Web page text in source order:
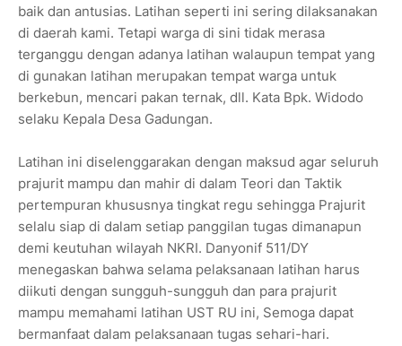
baik dan antusias. Latihan seperti ini sering dilaksanakan
di daerah kami. Tetapi warga di sini tidak merasa
terganggu dengan adanya latihan walaupun tempat yang
di gunakan latihan merupakan tempat warga untuk
berkebun, mencari pakan ternak, dll. Kata Bpk. Widodo
selaku Kepala Desa Gadungan.
Latihan ini diselenggarakan dengan maksud agar seluruh
prajurit mampu dan mahir di dalam Teori dan Taktik
pertempuran khususnya tingkat regu sehingga Prajurit
selalu siap di dalam setiap panggilan tugas dimanapun
demi keutuhan wilayah NKRI. Danyonif 511/DY
menegaskan bahwa selama pelaksanaan latihan harus
diikuti dengan sungguh-sungguh dan para prajurit
mampu memahami latihan UST RU ini, Semoga dapat
bermanfaat dalam pelaksanaan tugas sehari-hari.